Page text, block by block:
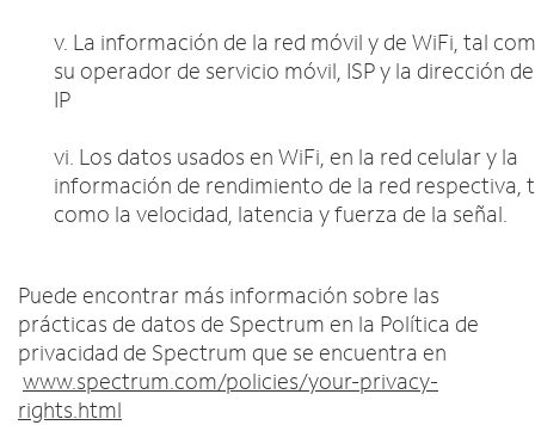
v. La información de la red móvil y de WiFi, tal
su operador de servicio móvil, ISP y la dirección de
IP
vi. Los datos usados en WiFi, en la red celular y la
información de rendimiento de la red respectiva,
como la velocidad, latencia y fuerza de la señal.
Puede encontrar más información sobre las
prácticas de datos de Spectrum en la Política de
privacidad de Spectrum que se encuentra en
www.spectrum.com/policies/your-privacy-
rights.html